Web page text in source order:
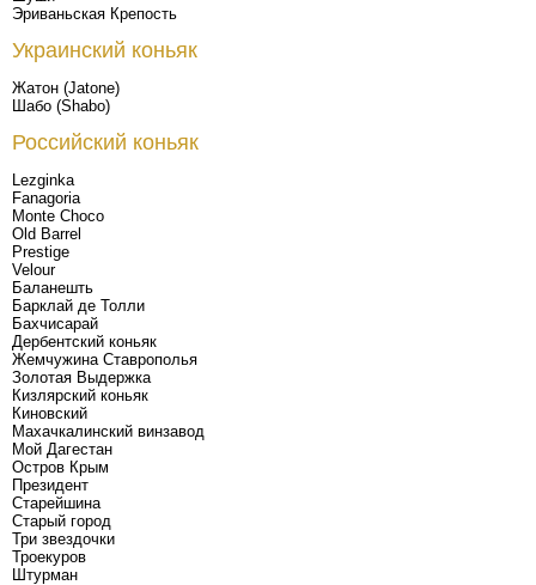
Эриваньская Крепость
Украинский коньяк
Жатон (Jatone)
Шабо (Shabo)
Российский коньяк
Lezginka
Fanagoria
Monte Choco
Old Barrel
Prestige
Velour
Баланешть
Барклай де Толли
Бахчисарай
Дербентский коньяк
Жемчужина Ставрополья
Золотая Выдержка
Кизлярский коньяк
Киновский
Махачкалинский винзавод
Мой Дагестан
Остров Крым
Президент
Старейшина
Старый город
Три звездочки
Троекуров
Штурман